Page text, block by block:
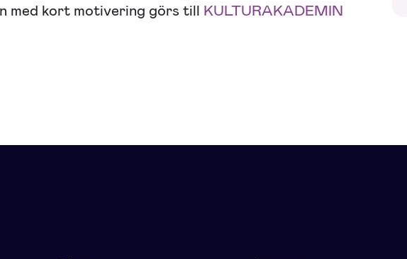
med kort motivering görs till KULTURAKADEMIN